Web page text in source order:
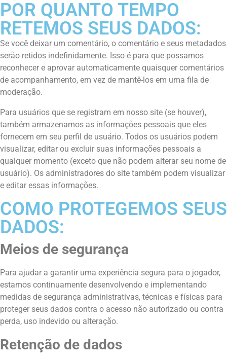
POR QUANTO TEMPO
RETEMOS SEUS DADOS:
Se você deixar um comentário, o comentário e seus metadados
serão retidos indefinidamente. Isso é para que possamos
reconhecer e aprovar automaticamente quaisquer comentários
de acompanhamento, em vez de mantê-los em uma fila de
moderação.
Para usuários que se registram em nosso site (se houver),
também armazenamos as informações pessoais que eles
fornecem em seu perfil de usuário. Todos os usuários podem
visualizar, editar ou excluir suas informações pessoais a
qualquer momento (exceto que não podem alterar seu nome de
usuário). Os administradores do site também podem visualizar
e editar essas informações.
COMO PROTEGEMOS SEUS
DADOS:
Meios de segurança
Para ajudar a garantir uma experiência segura para o jogador,
estamos continuamente desenvolvendo e implementando
medidas de segurança administrativas, técnicas e físicas para
proteger seus dados contra o acesso não autorizado ou contra
perda, uso indevido ou alteração.
Retenção de dados